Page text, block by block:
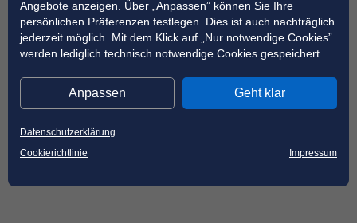
Angebote anzeigen. Über „Anpassen” können Sie Ihre
persönlichen Präferenzen festlegen. Dies ist auch nachträglich
jederzeit möglich. Mit dem Klick auf „Nur notwendige Cookies”
werden lediglich technisch notwendige Cookies gespeichert.
Anpassen Geht klar
Datenschutzerklärung
Cookierichtlinie
Impressum